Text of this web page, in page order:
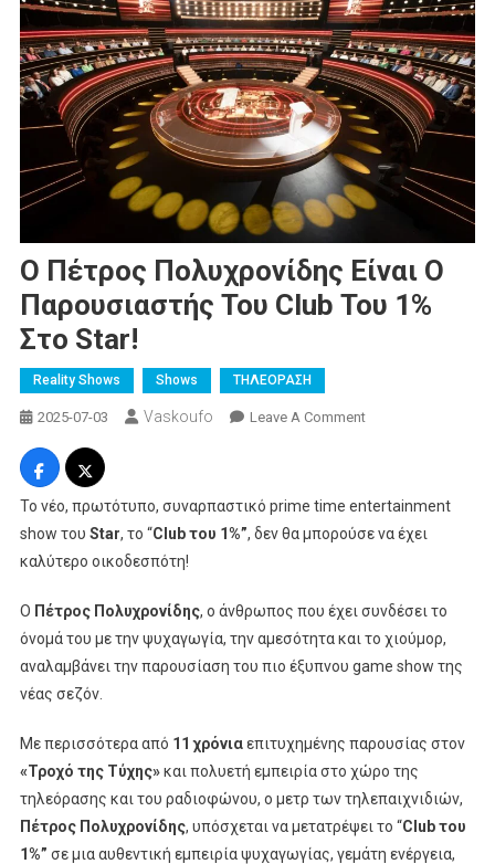
Ο Πέτρος Πολυχρονίδης Είναι Ο
Παρουσιαστής Του Club Του 1%
Στο Star!
Reality Shows Shows ΤΗΛΕΟΡΑΣΗ
2025-07-03 Vaskoufo Leave A CommentOn
Είναι
Ο
Club
Του
1%
Το νέο, πρωτότυπο, συναρπαστικό prime time entertainment
show του Star, το “Clubτου 1%”, δεν θα μπορούσε να έχει
καλύτερο οικοδεσπότη!
Ο Πέτρος Πολυχρονίδης, ο άνθρωπος που έχει συνδέσει το
όνομά του με την ψυχαγωγία, την αμεσότητα και το χιούμορ,
αναλαμβάνει την παρουσίαση του πιο έξυπνου game show της
νέας σεζόν.
Με περισσότερα από 11 χρόνιαεπιτυχημένης παρουσίας στον
«Τροχό της Τύχης»και πολυετή εμπειρία στο χώρο της
τηλεόρασης και του ραδιοφώνου, ο μετρ των τηλεπαιχνιδιών,
Πέτρος Πολυχρονίδης, υπόσχεται να μετατρέψει το “Clubτου
1%” σε μια αυθεντική εμπειρία ψυχαγωγίας, γεμάτη ενέργεια,